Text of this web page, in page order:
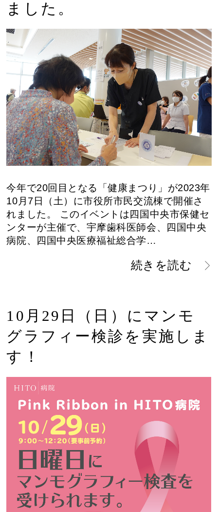
ました。
今年で20回目となる「健康まつり」が2023年
10月7日（土）に市役所市民交流棟で開催さ
れました。 このイベントは四国中央市保健セ
ンターが主催で、宇摩歯科医師会、四国中央
病院、四国中央医療福祉総合学…
続きを読む
10月29日（日）にマンモ
グラフィー検診を実施しま
す！